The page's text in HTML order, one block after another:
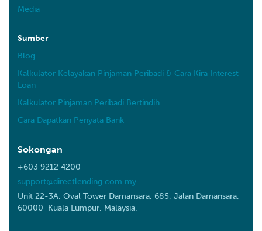
Media
Sokongan
+603 9212 4200
support@directlending.com.my
Unit 22-3A, Oval Tower Damansara, 685, Jalan Damansara,
60000 Kuala Lumpur, Malaysia.
Sumber
Blog
Kalkulator Kelayakan Pinjaman Peribadi & Cara Kira Interest
Loan
Kalkulator Pinjaman Peribadi Bertindih
Cara Dapatkan Penyata Bank